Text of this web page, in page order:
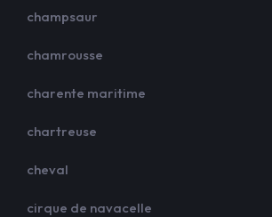
champsaur
chamrousse
charente maritime
chartreuse
cheval
cirque de navacelle